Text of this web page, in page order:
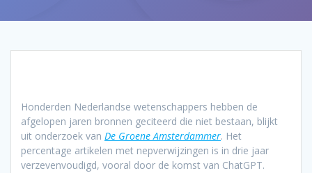
Honderden Nederlandse wetenschappers hebben de
afgelopen jaren bronnen geciteerd die niet bestaan, blijkt
uit onderzoek van De Groene Amsterdammer. Het
percentage artikelen met nepverwijzingen is in drie jaar
verzevenvoudigd, vooral door de komst van ChatGPT.